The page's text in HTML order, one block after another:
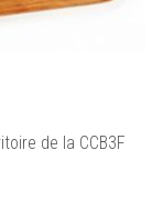
de la CCB3F